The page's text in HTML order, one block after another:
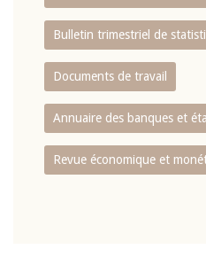
Bulletin trimestriel de
Documents de travail
Annuaire des banques et
Revue économique et